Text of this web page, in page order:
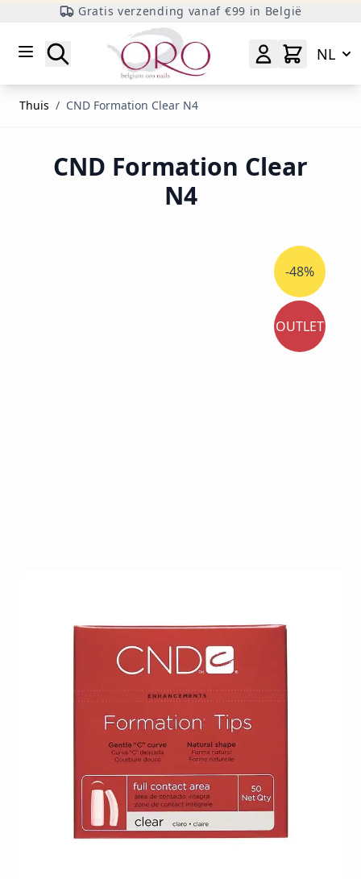
Gratis verzending vanaf €99 in België
Zoeken
NL
Thuis / CND Formation Clear N4
CND Formation Clear
N4
-48%
OUTLET
De meest universele tip met een minimale c-curve en
een groot opzetstuk.
Op voorraad
CND-FC4
€ 11,50
€ 4,97
€ 6,01 Incl. btw